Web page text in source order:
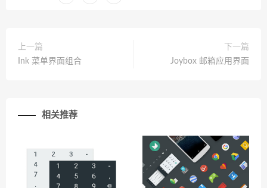
上一篇
Ink 菜单界面组合
下一篇
Joybox 邮箱应用界面
相关推荐